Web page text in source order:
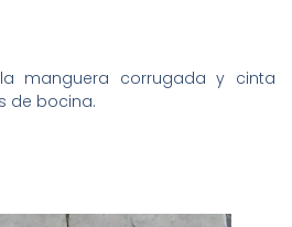
manguera corrugada y cinta
de bocina.